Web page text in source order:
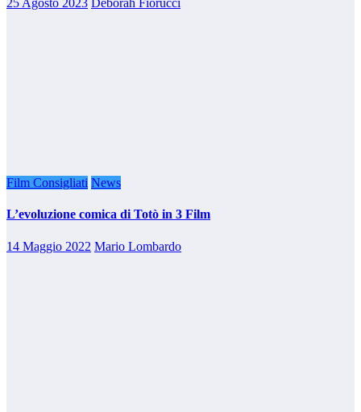
25 Agosto 2023 Deborah Fiorucci
Film Consigliati News
L’evoluzione comica di Totò in 3 Film
14 Maggio 2022 Mario Lombardo